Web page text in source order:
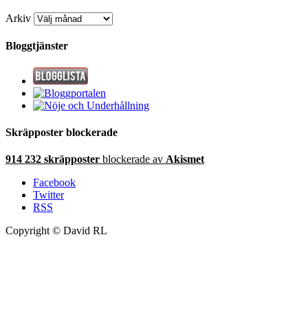
Arkiv
Bloggtjänster
Skräpposter blockerade
914 232 skräpposter blockerade av Akismet
Facebook
Twitter
RSS
Copyright © David RL